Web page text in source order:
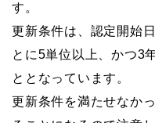
す。
更新条件は、認定開始
とに5単位以上、かつ3
ととなっています。
更新条件を満たせなか